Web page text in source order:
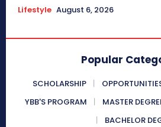
Lifestyle August 6, 2026
Popular
SCHOLARSHIP
YBB'S PROGRAM
MASTER
BACHELOR